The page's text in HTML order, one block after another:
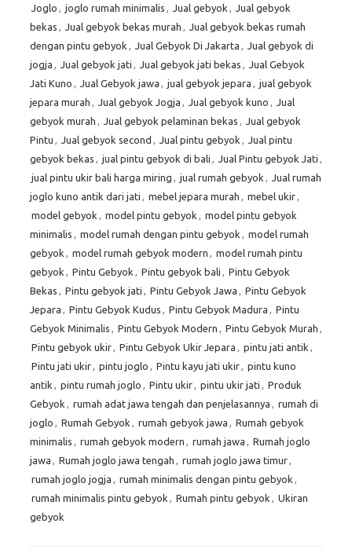
Joglo , joglo rumah minimalis , Jual gebyok , Jual gebyok
bekas , Jual gebyok bekas murah , Jual gebyok bekas rumah
dengan pintu gebyok , Jual Gebyok Di Jakarta , Jual gebyok di
jogja , Jual gebyok jati , Jual gebyok jati bekas , Jual Gebyok
Jati Kuno , Jual Gebyok jawa , jual gebyok jepara , jual gebyok
jepara murah , Jual gebyok Jogja , Jual gebyok kuno , Jual
gebyok murah , Jual gebyok pelaminan bekas , Jual gebyok
Pintu , Jual gebyok second , Jual pintu gebyok , Jual pintu
gebyok bekas , jual pintu gebyok di bali , Jual Pintu gebyok Jati ,
jual pintu ukir bali harga miring , jual rumah gebyok , Jual rumah
joglo kuno antik dari jati , mebel jepara murah , mebel ukir,
model gebyok , model pintu gebyok , model pintu gebyok
minimalis , model rumah dengan pintu gebyok , model rumah
gebyok , model rumah gebyok modern , model rumah pintu
gebyok , Pintu Gebyok , Pintu gebyok bali , Pintu Gebyok
Bekas , Pintu gebyok jati , Pintu Gebyok Jawa , Pintu Gebyok
Jepara , Pintu Gebyok Kudus , Pintu Gebyok Madura , Pintu
Gebyok Minimalis , Pintu Gebyok Modern , Pintu Gebyok Murah ,
Pintu gebyok ukir, Pintu Gebyok Ukir Jepara , pintu jati antik ,
Pintu jati ukir, pintu joglo , Pintu kayu jati ukir, pintu kuno
antik , pintu rumah joglo , Pintu ukir, pintu ukir jati , Produk
Gebyok , rumah adat jawa tengah dan penjelasannya , rumah di
joglo , Rumah Gebyok , rumah gebyok jawa , Rumah gebyok
minimalis , rumah gebyok modern , rumah jawa , Rumah joglo
jawa , Rumah joglo jawa tengah , rumah joglo jawa timur,
rumah joglo jogja , rumah minimalis dengan pintu gebyok ,
rumah minimalis pintu gebyok , Rumah pintu gebyok , Ukiran
gebyok